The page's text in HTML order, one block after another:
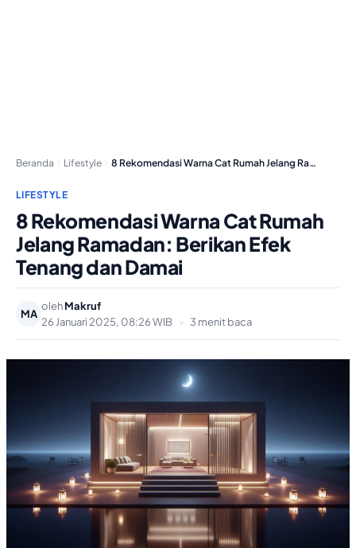
Beranda Lifestyle 8 Rekomendasi Warna Cat Rumah Jelang Ramadan: Berikan…
LIFESTYLE
8 Rekomendasi Warna Cat Rumah
Jelang Ramadan: Berikan Efek
Tenang dan Damai
MA
olehMakruf
26 Januari 2025, 08:26 WIB
• 3 menit baca